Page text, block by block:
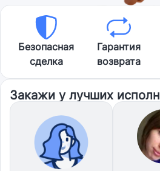
Безопасная
сделка
Гарантия
возврата
Закажи у лучших